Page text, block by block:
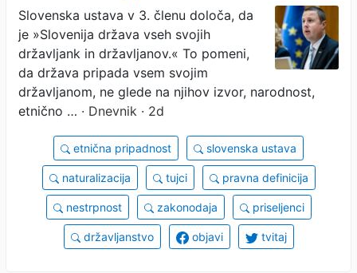
Slovenska ustava v 3. členu določa, da
je »Slovenija država vseh svojih
državljank in državljanov.« To pomeni,
da država pripada vsem svojim
državljanom, ne glede na njihov izvor, narodnost,
etnično … · Dnevnik · 2d
etnična pripadnost slovenska ustava
naturalizacija tujci pravna definicija
nestrpnost zakonodaja priseljenci
državljanstvo objavi tvitaj